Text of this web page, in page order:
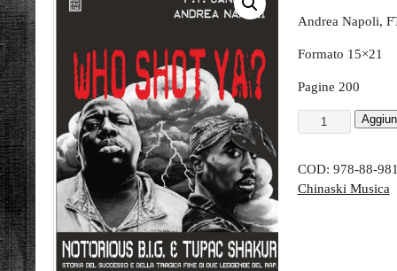
Andrea Napoli,
Formato 15×21
Pagine 200
COD: 978-88-
Chinaski Musica